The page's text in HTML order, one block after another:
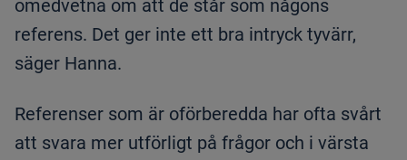
omedvetna om att de står som någons
referens. Det ger inte ett bra intryck tyvärr,
säger Hanna.
Referenser som är oförberedda har ofta svårt
att svara mer utförligt på frågor och i värsta